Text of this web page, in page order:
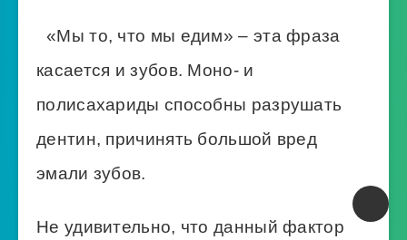
«Мы то, что мы едим» – эта фраза
касается и зубов. Моно- и
полисахариды способны разрушать
дентин, причинять большой вред
эмали зубов.
Не удивительно, что данный фактор